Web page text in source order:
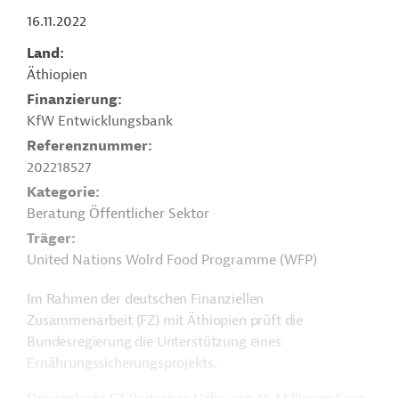
16.11.2022
Land
Äthiopien
Finanzierung
KfW Entwicklungsbank
Referenznummer
202218527
Kategorie
Beratung Öffentlicher Sektor
Träger
United Nations Wolrd Food Programme (WFP)
Im Rahmen der deutschen Finanziellen
Zusammenarbeit (FZ) mit Äthiopien prüft die
Bundesregierung die Unterstützung eines
Ernährungssicherungsprojekts.